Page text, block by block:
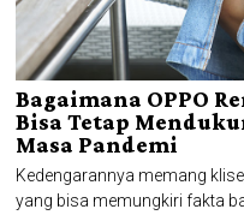
Bagaimana OPPO
Bisa Tetap
Masa Pandemi
Kedengarannya memang
yang bisa memungkiri fakta